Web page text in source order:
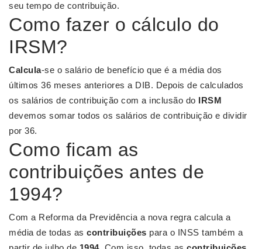
seu tempo de contribuição.
Como fazer o cálculo do
IRSM?
Calcula-se o salário de benefício que é a média dos
últimos 36 meses anteriores a DIB. Depois de calculados
os salários de contribuição com a inclusão do IRSM
devemos somar todos os salários de contribuição e dividir
por 36.
Como ficam as
contribuições antes de
1994?
Com a Reforma da Previdência a nova regra calcula a
média de todas as contribuições para o INSS também a